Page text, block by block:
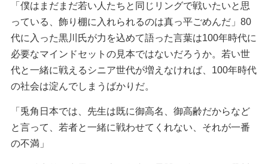
「僕はまだまだ若い人たちと同じリングで戦いたいと思
っている、飾り棚に入れられるのは真っ平ごめんだ」80
代に入った黒川氏が力を込めて語った言葉は100年時代に
必要なマインドセットの見本ではないだろうか。若い世
代と一緒に戦えるシニア世代が増えなければ、100年時代
の社会は淀んでしまうばかりだ。
「兎角日本では、先生は既に御高名、御高齢だからなど
と言って、若者と一緒に戦わせてくれない、それが一番
の不満」